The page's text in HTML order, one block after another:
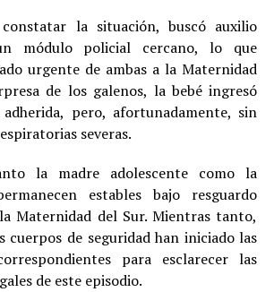
la situación, buscó auxilio
módulo policial cercano, lo que
urgente de ambas a la Maternidad
de los galenos, la bebé ingresó
pero, afortunadamente, sin
severas.
la madre adolescente como la
estables bajo resguardo
Maternidad del Sur. Mientras tanto,
cuerpos de seguridad han iniciado las
para esclarecer las
de este episodio.